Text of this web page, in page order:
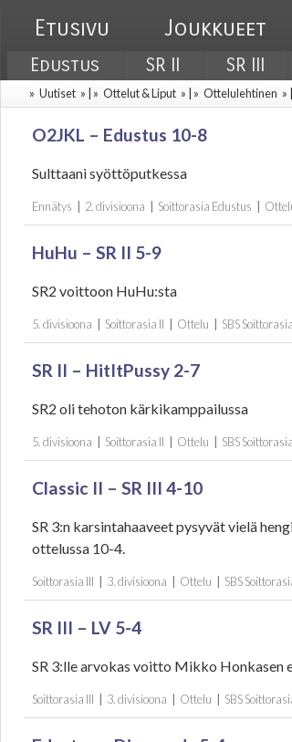
Etusivu Joukkueet
Edustus SR II SR III
» Uutiset » | » Ottelut & Liput » | » Ottelulehtinen »
O2JKL – Edustus 10-8
Sulttaani syöttöputkessa
Ennätys 2. divisioona Soittorasia Edustus
HuHu – SR II 5-9
SR2 voittoon HuHu:sta
5. divisioona Soittorasia II Ottelu SBS Soittorasia
SR II – HitItPussy 2-7
SR2 oli tehoton kärkikamppailussa
5. divisioona Soittorasia II Ottelu SBS Soittorasia
Classic II – SR III 4-10
SR 3:n karsintahaaveet pysyvät vielä
ottelussa 10-4.
Soittorasia III 3. divisioona Ottelu SBS
SR III – LV 5-4
SR 3:lle arvokas voitto Mikko Honkasen
Soittorasia III 3. divisioona Ottelu SBS